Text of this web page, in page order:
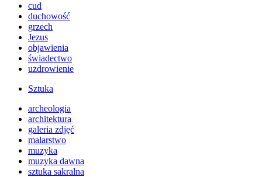
cud
duchowość
grzech
Jezus
objawienia
świadectwo
uzdrowienie
Sztuka
archeologia
architektura
galeria zdjęć
malarstwo
muzyka
muzyka dawna
sztuka sakralna